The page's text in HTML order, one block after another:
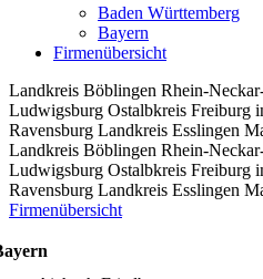
Baden Württemberg
Bayern
Firmenübersicht
Landkreis Böblingen Rhein-
Ludwigsburg Ostalbkreis Freiburg
Ravensburg Landkreis Esslingen
Landkreis Böblingen Rhein-
Ludwigsburg Ostalbkreis Freiburg
Ravensburg Landkreis Esslingen
Firmenübersicht